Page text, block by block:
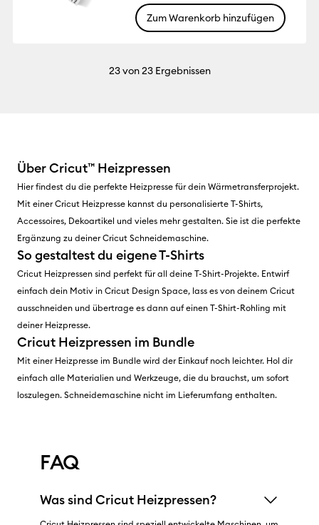
Zum Warenkorb hinzufügen
23von 23 Ergebnissen
Über Cricut™ Heizpressen
Hier findest du die perfekte Heizpresse für dein Wärmetransferprojekt.
Mit einer Cricut Heizpresse kannst du personalisierte T-Shirts,
Accessoires, Dekoartikel und vieles mehr gestalten. Sie ist die perfekte
Ergänzung zu deiner Cricut Schneidemaschine.
So gestaltest du eigene T-Shirts
Cricut Heizpressen sind perfekt für all deine T-Shirt-Projekte. Entwirf
einfach dein Motiv in Cricut Design Space, lass es von deinem Cricut
ausschneiden und übertrage es dann auf einen T-Shirt-Rohling mit
deiner Heizpresse.
Cricut Heizpressen im Bundle
Mit einer Heizpresse im Bundle wird der Einkauf noch leichter. Hol dir
einfach alle Materialien und Werkzeuge, die du brauchst, um sofort
loszulegen. Schneidemaschine nicht im Lieferumfang enthalten.
FAQ
Was sind Cricut Heizpressen?